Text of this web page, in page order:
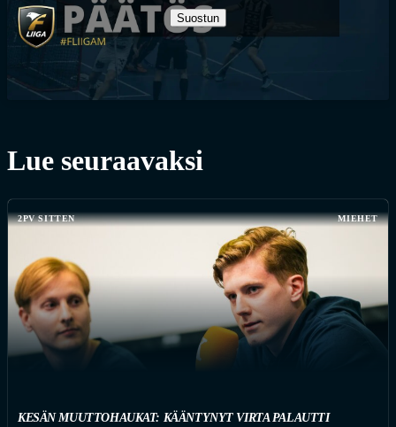
Suostun
Lue seuraavaksi
2PV SITTEN MIEHET
KESÄN MUUTTOHAUKAT: KÄÄNTYNYT VIRTA PALAUTTI